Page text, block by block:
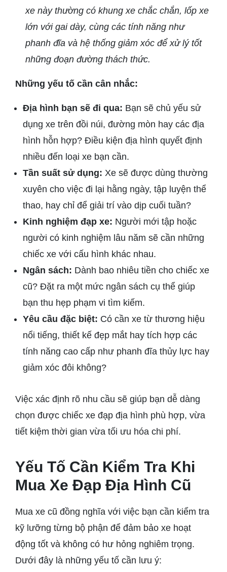
xe này thường có khung xe chắc chắn, lốp xe
lớn với gai dày, cùng các tính năng như
phanh đĩa và hệ thống giảm xóc để xử lý tốt
những đoạn đường thách thức.
Những yếu tố cần cân nhắc:
Địa hình bạn sẽ đi qua: Bạn sẽ chủ yếu sử
dụng xe trên đồi núi, đường mòn hay các địa
hình hỗn hợp? Điều kiện địa hình quyết định
nhiều đến loại xe bạn cần.
Tần suất sử dụng: Xe sẽ được dùng thường
xuyên cho việc đi lại hằng ngày, tập luyện thể
thao, hay chỉ để giải trí vào dịp cuối tuần?
Kinh nghiệm đạp xe: Người mới tập hoặc
người có kinh nghiệm lâu năm sẽ cần những
chiếc xe với cấu hình khác nhau.
Ngân sách: Dành bao nhiêu tiền cho chiếc xe
cũ? Đặt ra một mức ngân sách cụ thể giúp
bạn thu hẹp phạm vi tìm kiếm.
Yêu cầu đặc biệt: Có cần xe từ thương hiệu
nổi tiếng, thiết kế đẹp mắt hay tích hợp các
tính năng cao cấp như phanh đĩa thủy lực hay
giảm xóc đôi không?
Việc xác định rõ nhu cầu sẽ giúp bạn dễ dàng
chọn được chiếc xe đạp địa hình phù hợp, vừa
tiết kiệm thời gian vừa tối ưu hóa chi phí.
Yếu Tố Cần Kiểm Tra Khi
Mua Xe Đạp Địa Hình Cũ
Mua xe cũ đồng nghĩa với việc bạn cần kiểm tra
kỹ lưỡng từng bộ phận để đảm bảo xe hoạt
động tốt và không có hư hỏng nghiêm trọng.
Dưới đây là những yếu tố cần lưu ý: